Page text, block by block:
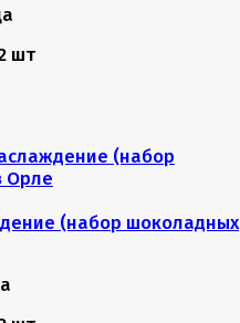
шт
(набор шоколадных